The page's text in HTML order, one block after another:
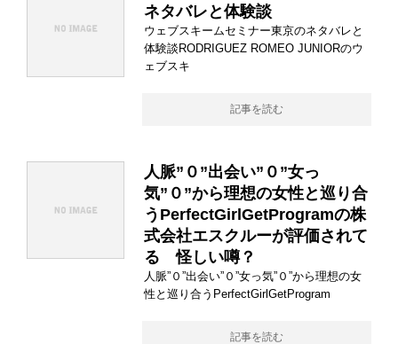
ネタバレと体験談
ウェブスキームセミナー東京のネタバレと
体験談RODRIGUEZ ROMEO JUNIORのウ
ェブスキ
記事を読む
人脈”０”出会い”０”女っ
気”０”から理想の女性と巡り合
うPerfectGirlGetProgramの株
式会社エスクルーが評価されて
る 怪しい噂？
人脈”０”出会い”０”女っ気”０”から理想の女
性と巡り合うPerfectGirlGetProgram
記事を読む